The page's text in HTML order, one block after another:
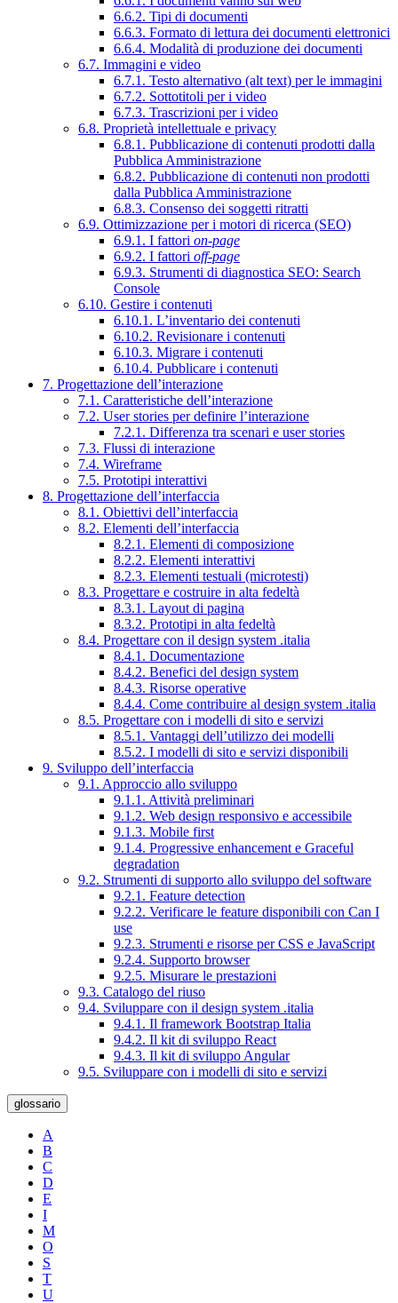
6.6.2. Tipi di documenti
6.6.3. Formato di lettura dei documenti elettronici
6.6.4. Modalità di produzione dei documenti
6.7. Immagini e video
6.7.1. Testo alternativo (alt text) per le immagini
6.7.2. Sottotitoli per i video
6.7.3. Trascrizioni per i video
6.8. Proprietà intellettuale e privacy
6.8.1. Pubblicazione di contenuti prodotti dalla
Pubblica Amministrazione
6.8.2. Pubblicazione di contenuti non prodotti
dalla Pubblica Amministrazione
6.8.3. Consenso dei soggetti ritratti
6.9. Ottimizzazione per i motori di ricerca (SEO)
6.9.1. I fattori on-page
6.9.2. I fattori off-page
6.9.3. Strumenti di diagnostica SEO: Search
Console
6.10. Gestire i contenuti
6.10.1. L’inventario dei contenuti
6.10.2. Revisionare i contenuti
6.10.3. Migrare i contenuti
6.10.4. Pubblicare i contenuti
7. Progettazione dell’interazione
7.1. Caratteristiche dell’interazione
7.2. User stories per definire l’interazione
7.2.1. Differenza tra scenari e user stories
7.3. Flussi di interazione
7.4. Wireframe
7.5. Prototipi interattivi
8. Progettazione dell’interfaccia
8.1. Obiettivi dell’interfaccia
8.2. Elementi dell’interfaccia
8.2.1. Elementi di composizione
8.2.2. Elementi interattivi
8.2.3. Elementi testuali (microtesti)
8.3. Progettare e costruire in alta fedeltà
8.3.1. Layout di pagina
8.3.2. Prototipi in alta fedeltà
8.4. Progettare con il design system .italia
8.4.1. Documentazione
8.4.2. Benefici del design system
8.4.3. Risorse operative
8.4.4. Come contribuire al design system .italia
8.5. Progettare con i modelli di sito e servizi
8.5.1. Vantaggi dell’utilizzo dei modelli
8.5.2. I modelli di sito e servizi disponibili
9. Sviluppo dell’interfaccia
9.1. Approccio allo sviluppo
9.1.1. Attività preliminari
9.1.2. Web design responsivo e accessibile
9.1.3. Mobile first
9.1.4. Progressive enhancement e Graceful
degradation
9.2. Strumenti di supporto allo sviluppo del software
9.2.1. Feature detection
9.2.2. Verificare le feature disponibili con Can I
use
9.2.3. Strumenti e risorse per CSS e JavaScript
9.2.4. Supporto browser
9.2.5. Misurare le prestazioni
9.3. Catalogo del riuso
9.4. Sviluppare con il design system .italia
9.4.1. Il framework Bootstrap Italia
9.4.2. Il kit di sviluppo React
9.4.3. Il kit di sviluppo Angular
9.5. Sviluppare con i modelli di sito e servizi
glossario
A
B
C
D
E
I
M
O
S
T
U